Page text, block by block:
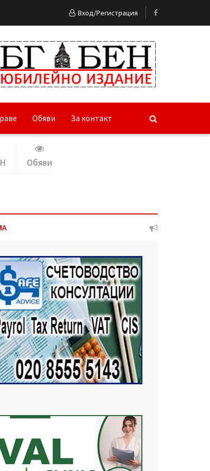
Вход/Регистрация
Обяви За контакт
Обяви